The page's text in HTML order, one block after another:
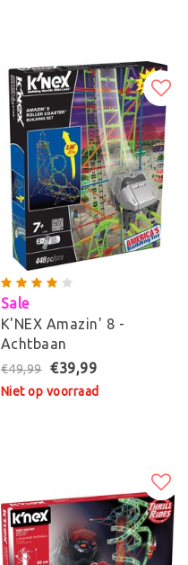
Sale
K'NEX Amazin' 8 -
Achtbaan
€49,99 €39,99
Niet op voorraad